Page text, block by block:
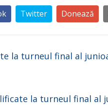
Twitter Donează
la turneul final al
la turneul final al